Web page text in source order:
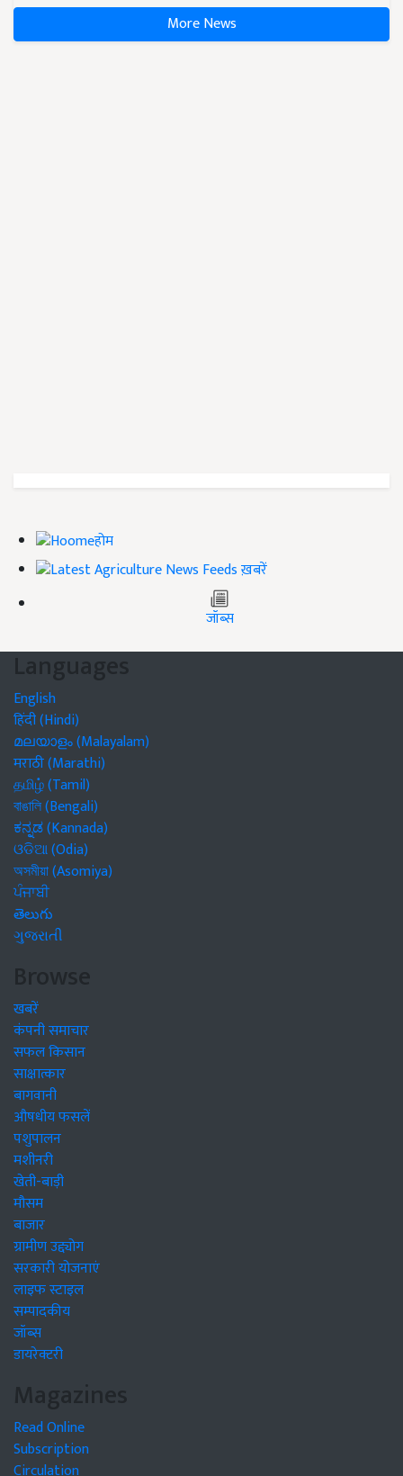
More News
होम
ख़बरें
जॉब्स
Languages
English
हिंदी (Hindi)
മലയാളം (Malayalam)
मराठी (Marathi)
தமிழ் (Tamil)
বাঙালি (Bengali)
ಕನ್ನಡ (Kannada)
ଓଡିଆ (Odia)
অসমীয়া (Asomiya)
ਪੰਜਾਬੀ
తెలుగు
ગુજરાતી
Browse
खबरें
कंपनी समाचार
सफल किसान
साक्षात्कार
बागवानी
औषधीय फसलें
पशुपालन
मशीनरी
खेती-बाड़ी
मौसम
बाजार
ग्रामीण उद्द्योग
सरकारी योजनाएं
लाइफ स्टाइल
सम्पादकीय
जॉब्स
डायरेक्टरी
Magazines
Read Online
Subscription
Circulation